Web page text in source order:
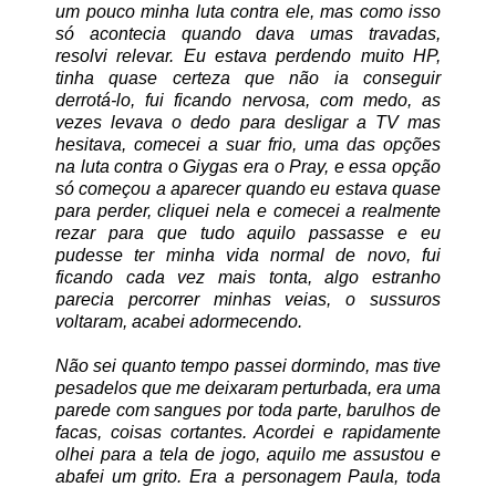
um pouco minha luta contra ele, mas como isso
só acontecia quando dava umas travadas,
resolvi relevar. Eu estava perdendo muito HP,
tinha quase certeza que não ia conseguir
derrotá-lo, fui ficando nervosa, com medo, as
vezes levava o dedo para desligar a TV mas
hesitava, comecei a suar frio, uma das opções
na luta contra o Giygas era o Pray, e essa opção
só começou a aparecer quando eu estava quase
para perder, cliquei nela e comecei a realmente
rezar para que tudo aquilo passasse e eu
pudesse ter minha vida normal de novo, fui
ficando cada vez mais tonta, algo estranho
parecia percorrer minhas veias, o sussuros
voltaram, acabei adormecendo.
Não sei quanto tempo passei dormindo, mas tive
pesadelos que me deixaram perturbada, era uma
parede com sangues por toda parte, barulhos de
facas, coisas cortantes. Acordei e rapidamente
olhei para a tela de jogo, aquilo me assustou e
abafei um grito. Era a personagem Paula, toda